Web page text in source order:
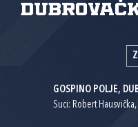
GOSPINO POLJE,
Suci: Robert